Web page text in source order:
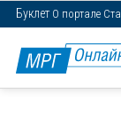
ТулаБуклет О портале